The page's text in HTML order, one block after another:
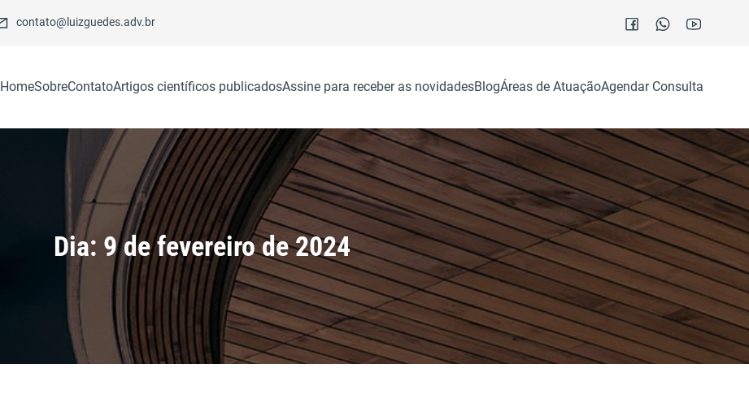
contato@luizguedes.adv.br
HomeSobreContatoArtigos científicos publicadosAssine para receber as novidadesBlogÁreas de AtuaçãoAgendar Consulta
Dia: 9 de fevereiro de 2024